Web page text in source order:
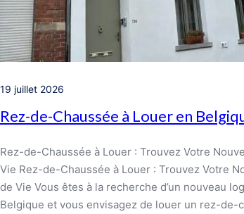
19 juillet 2026
Rez-de-Chaussée à Louer en
Rez-de-Chaussée à Louer : Trouvez Votre
Vie Rez-de-Chaussée à Louer : Trouvez Votre
de Vie Vous êtes à la recherche d’un nouveau
Belgique et vous envisagez de louer un rez-de-